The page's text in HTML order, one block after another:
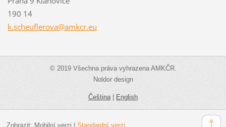
190 14
k.scheuflerova@amkcr.eu
© 2019 Všechna práva vyhrazena AMKČR.
Noldor design
Čeština|English
Zobrazit: Mobilní verzi | Standardní verzi